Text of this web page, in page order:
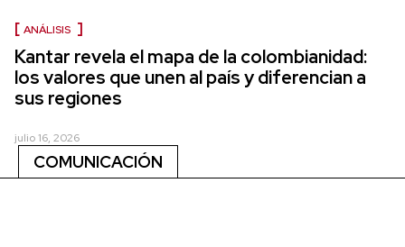
ANÁLISIS
Kantar revela el mapa de la colombianidad:
los valores que unen al país y diferencian a
sus regiones
julio 16, 2026
COMUNICACIÓN